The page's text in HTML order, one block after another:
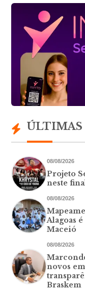
ÚLTIMAS
08/08/2026
Projeto
neste
08/08/2026
Alagoas
Maceió
08/08/2026
novos
Braskem